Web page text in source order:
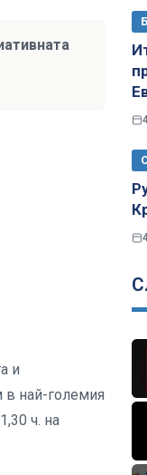
и
в най-големия
ч. на